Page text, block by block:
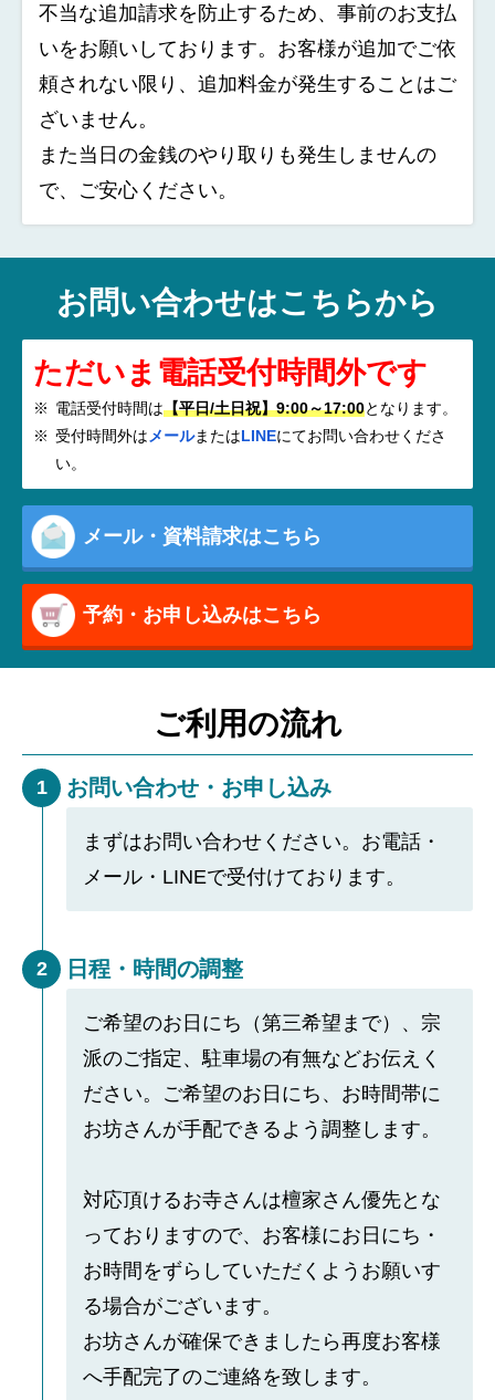
不当な追加請求を防止するため、事前のお支払
いをお願いしております。お客様が追加でご依
頼されない限り、追加料金が発生することはご
ざいません。
また当日の金銭のやり取りも発生しませんの
で、ご安心ください。
お問い合わせはこちらから
ただいま電話受付時間外です
電話受付時間は【平日/土日祝】9:00～17:00となります。
受付時間外は メールまたはLINEにてお問い合わせくださ
い。
メール・資料請求はこちら
予約・お申し込みはこちら
ご利用の流れ
1 お問い合わせ・お申し込み
まずはお問い合わせください。お電話・
メール・LINEで受付けております。
2 日程・時間の調整
ご希望のお日にち（第三希望まで）、宗
派のご指定、駐車場の有無などお伝えく
ださい。ご希望のお日にち、お時間帯に
お坊さんが手配できるよう調整します。
対応頂けるお寺さんは檀家さん優先とな
っておりますので、お客様にお日にち・
お時間をずらしていただくようお願いす
る場合がございます。
お坊さんが確保できましたら再度お客様
へ手配完了のご連絡を致します。